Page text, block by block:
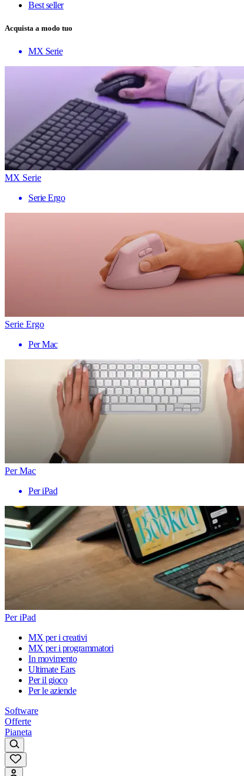
Best seller
Acquista a modo tuo
MX Serie
MX Serie
Serie Ergo
Serie Ergo
Per Mac
Per Mac
Per iPad
Per iPad
MX per i creativi
MX per i programmatori
In movimento
Ultimate Ears
Per il gioco
Per le aziende
Software
Offerte
Pianeta